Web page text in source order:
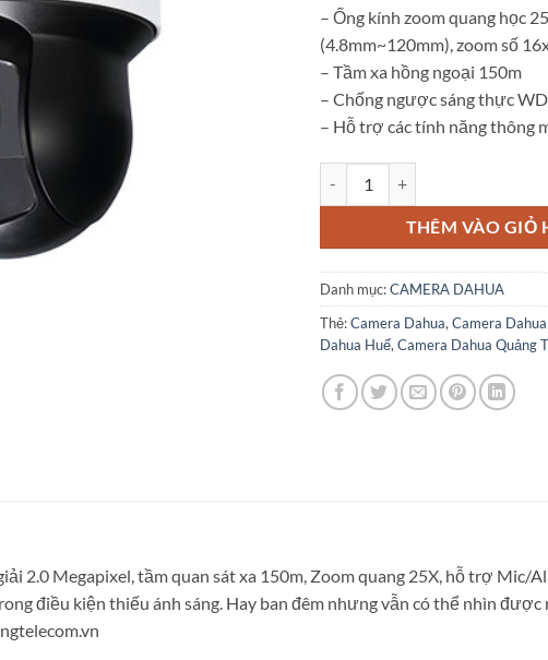
– Ống kính zoom quang học
(4.8mm~120mm), zoom số
– Tầm xa hồng ngoại 150m
– Chống ngược sáng thực
– Hỗ trợ các tính năng thông
THÊM VÀO GIỎ
Danh mục:CAMERA DAHUA
Thẻ:Camera Dahua, Camera
Dahua Huế, Camera Dahua Quảng
2.0 Megapixel, tầm quan sát xa 150m, Zoom quang 25X, hỗ trợ Mic/
điều kiện thiếu ánh sáng. Hay ban đêm nhưng vẫn có thể nhìn